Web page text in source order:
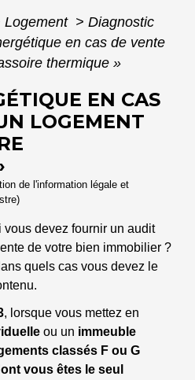
Logement > Diagnostic
en cas de vente
thermique »
EN CAS
LOGEMENT
de l'information légale et
devez fournir un audit
de votre bien immobilier ?
quels cas vous devez le
, lorsque vous mettez en
ou un immeuble
classés F ou G
vous êtes le seul